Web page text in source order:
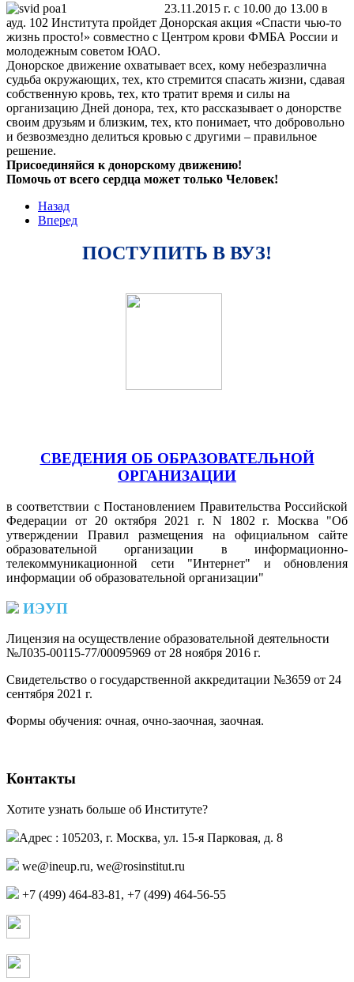
23.11.2015 г. с 10.00 до 13.00 в
ауд. 102 Института пройдет Донорская акция «Спасти чью-то
жизнь просто!» совместно с Центром крови ФМБА России и
молодежным советом ЮАО.
Донорское движение охватывает всех, кому небезразлична
судьба окружающих, тех, кто стремится спасать жизни, сдавая
собственную кровь, тех, кто тратит время и силы на
организацию Дней донора, тех, кто рассказывает о донорстве
своим друзьям и близким, тех, кто понимает, что добровольно
и безвозмездно делиться кровью с другими – правильное
решение.
Присоединяйся к донорскому движению!
Помочь от всего сердца может только Человек!
Назад
Вперед
ПОСТУПИТЬ В ВУЗ!
СВЕДЕНИЯ ОБ ОБРАЗОВАТЕЛЬНОЙ
ОРГАНИЗАЦИИ
в соответствии с Постановлением Правительства Российской
Федерации от 20 октября 2021 г. N 1802 г. Москва "Об
утверждении Правил размещения на официальном сайте
образовательной организации в информационно-
телекоммуникационной сети "Интернет" и обновления
информации об образовательной организации"
ИЭУП
Лицензия на осуществление образовательной деятельности
№Л035-00115-77/00095969 от 28 ноября 2016 г.
Свидетельство о государственной аккредитации №3659 от 24
сентября 2021 г.
Формы обучения: очная, очно-заочная, заочная.
Контакты
Хотите узнать больше об Институте?
Адрес : 105203, г. Москва, ул. 15-я Парковая, д. 8
,
+7 (499) 464-83-81, +7 (499) 464-56-55